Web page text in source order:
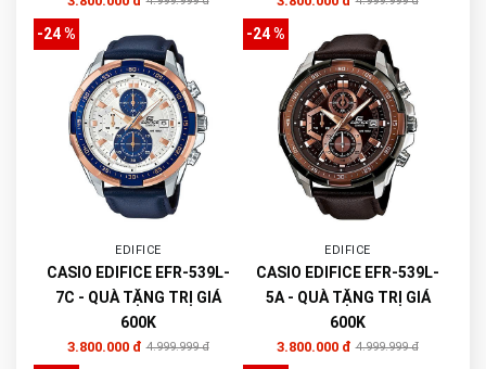
-24 %
EDIFICE
CASIO EDIFICE EFR-539L-
7C - QUÀ TẶNG TRỊ GIÁ
600K
3.800.000 đ 4.999.999 đ
-24 %
EDIFICE
CASIO EDIFICE EFR-539L-
5A - QUÀ TẶNG TRỊ GIÁ
600K
3.800.000 đ 4.999.999 đ